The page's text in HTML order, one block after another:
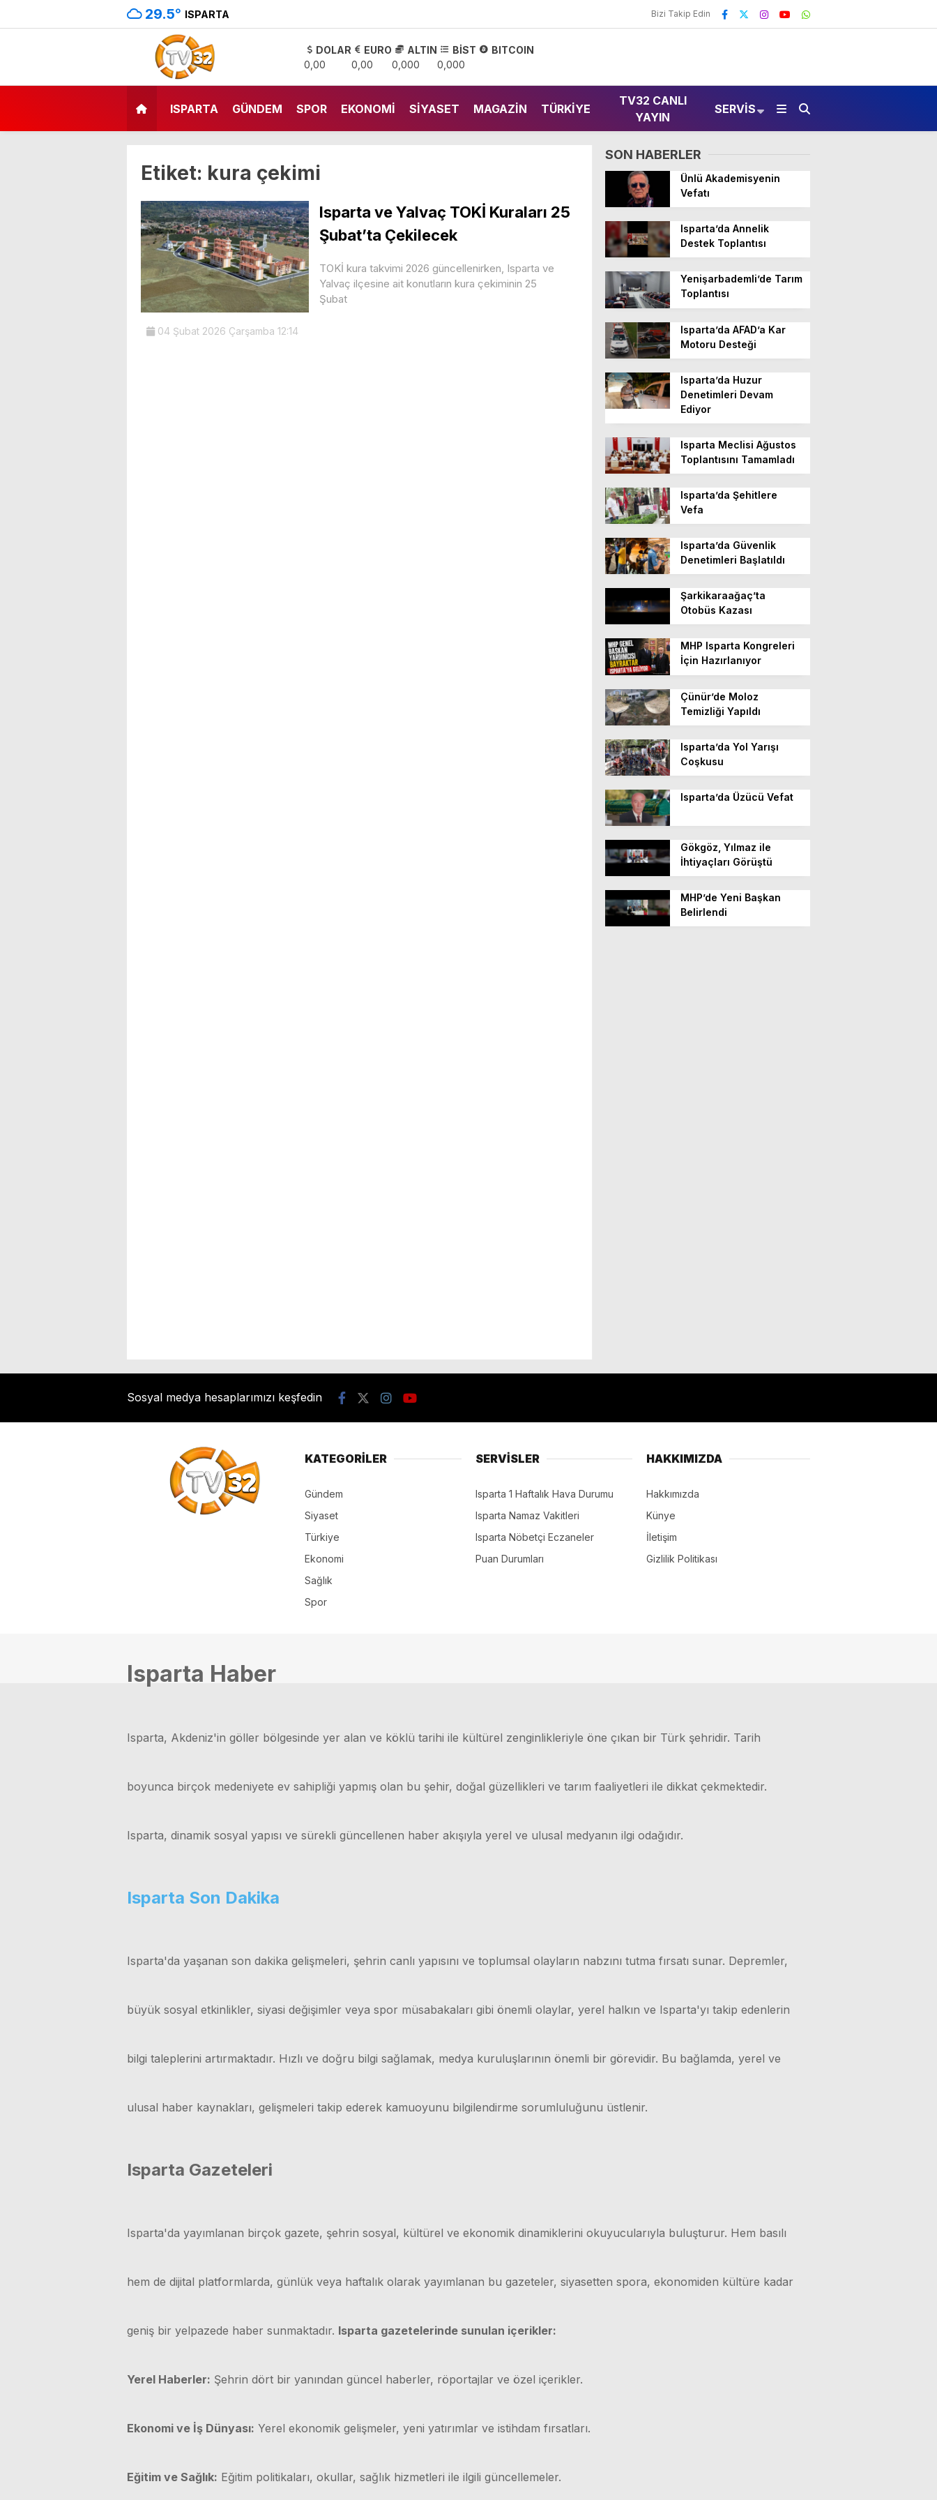
29.5° ISPARTA Bizi Takip Edin
DOLAR
0,00
EURO
0,00
ALTIN
0,000
BİST
0,000
BITCOIN
ISPARTA GÜNDEM SPOR EKONOMI SIYASET MAGAZIN TÜRKIYE
TV32 CANLI
YAYIN
SERVIS
Etiket: kura çekimi
Isparta ve Yalvaç TOKİ Kuraları 25
Şubat’ta Çekilecek
TOKİ kura takvimi 2026 güncellenirken, Isparta ve
Yalvaç ilçesine ait konutların kura çekiminin 25
Şubat
04 Şubat 2026 Çarşamba 12:14
SON HABERLER
Ünlü Akademisyenin
Vefatı
Isparta’da Annelik
Destek Toplantısı
Yenişarbademli’de Tarım
Toplantısı
Isparta’da AFAD’a Kar
Motoru Desteği
Isparta’da Huzur
Denetimleri Devam
Ediyor
Isparta Meclisi Ağustos
Toplantısını Tamamladı
Isparta’da Şehitlere
Vefa
Isparta’da Güvenlik
Denetimleri Başlatıldı
Şarkikaraağaç’ta
Otobüs Kazası
MHP Isparta Kongreleri
İçin Hazırlanıyor
Çünür’de Moloz
Temizliği Yapıldı
Isparta’da Yol Yarışı
Coşkusu
Isparta’da Üzücü Vefat
Gökgöz, Yılmaz ile
İhtiyaçları Görüştü
MHP’de Yeni Başkan
Belirlendi
Sosyal medya hesaplarımızı keşfedin
KATEGORİLER
Gündem
Siyaset
Türkiye
Ekonomi
Sağlık
Spor
SERVİSLER
Isparta 1 Haftalık Hava Durumu
Isparta Namaz Vakitleri
Isparta Nöbetçi Eczaneler
Puan Durumları
HAKKIMIZDA
Hakkımızda
Künye
İletişim
Gizlilik Politikası
Isparta Haber
Isparta, Akdeniz'in göller bölgesinde yer alan ve köklü tarihi ile kültürel zenginlikleriyle öne çıkan bir Türk şehridir. Tarih
boyunca birçok medeniyete ev sahipliği yapmış olan bu şehir, doğal güzellikleri ve tarım faaliyetleri ile dikkat çekmektedir.
Isparta, dinamik sosyal yapısı ve sürekli güncellenen haber akışıyla yerel ve ulusal medyanın ilgi odağıdır.
Isparta Son Dakika
Isparta'da yaşanan son dakika gelişmeleri, şehrin canlı yapısını ve toplumsal olayların nabzını tutma fırsatı sunar. Depremler,
büyük sosyal etkinlikler, siyasi değişimler veya spor müsabakaları gibi önemli olaylar, yerel halkın ve Isparta'yı takip edenlerin
bilgi taleplerini artırmaktadır. Hızlı ve doğru bilgi sağlamak, medya kuruluşlarının önemli bir görevidir. Bu bağlamda, yerel ve
ulusal haber kaynakları, gelişmeleri takip ederek kamuoyunu bilgilendirme sorumluluğunu üstlenir.
Isparta Gazeteleri
Isparta'da yayımlanan birçok gazete, şehrin sosyal, kültürel ve ekonomik dinamiklerini okuyucularıyla buluşturur. Hem basılı
hem de dijital platformlarda, günlük veya haftalık olarak yayımlanan bu gazeteler, siyasetten spora, ekonomiden kültüre kadar
geniş bir yelpazede haber sunmaktadır. Isparta gazetelerinde sunulan içerikler:
Yerel Haberler: Şehrin dört bir yanından güncel haberler, röportajlar ve özel içerikler.
Ekonomi ve İş Dünyası: Yerel ekonomik gelişmeler, yeni yatırımlar ve istihdam fırsatları.
Eğitim ve Sağlık: Eğitim politikaları, okullar, sağlık hizmetleri ile ilgili güncellemeler.